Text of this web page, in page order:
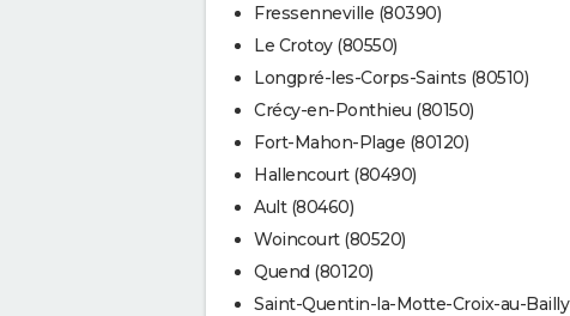
Fressenneville (80390)
Le Crotoy (80550)
Longpré-les-Corps-Saints (80510)
Crécy-en-Ponthieu (80150)
Fort-Mahon-Plage (80120)
Hallencourt (80490)
Ault (80460)
Woincourt (80520)
Quend (80120)
Saint-Quentin-la-Motte-Croix-au-Bailly